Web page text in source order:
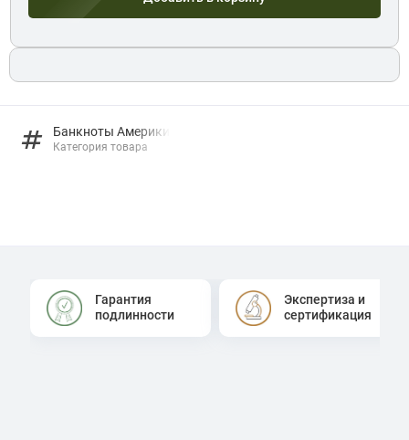
Банкноты Америки
Категория товара
Гарантия
подлинности
Экспертиза и
сертификация